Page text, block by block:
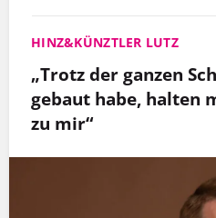
HINZ&KÜNZTLER LUTZ
„Trotz der ganzen
gebaut habe, halten
zu mir“